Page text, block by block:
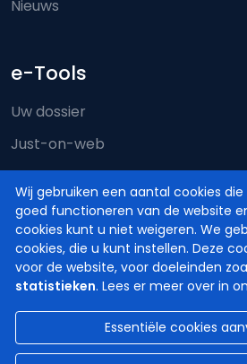
Wij gebruiken een aantal cookies
goed functioneren van de website
cookies kunt u niet weigeren. We
cookies, die u kunt instellen. Deze
voor de website, voor doeleinden
statistieken. Lees er meer over in
Essentiële cookies
Nieuws
e-Tools
Uw dossier
Just-on-web
e-Deposit
Territoriale bevoegdheid